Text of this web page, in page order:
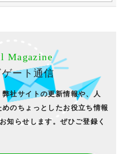
Magazine
ート通信
社サイトの更新情報や、人
のちょっとしたお役立ち情報
知らせします。ぜひご登録く